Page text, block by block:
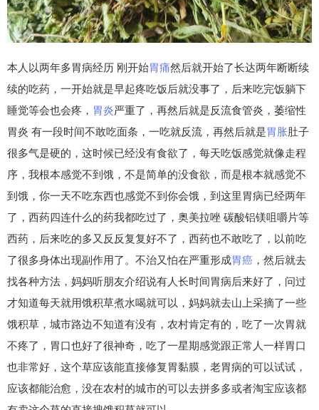
本人以两年多胃病经历 刚开始胃痛然后就开始了长达两年断断续
续的吃药，一开始就是早起疼吃饭后就没事了，后来吃完饭躺下
睡觉等会也会疼， 胃炎严重了，再然后就是反流食管炎，萎缩性
胃炎 有一段时间不敢吃面条，一吃就反流，再然后就是胃胀肚子
很多气是硬的，这时候已经没有食欲了，每天吃饭感觉就像走程
序，我根本感觉不到饿，不是简单的没食欲，而是根本就感觉不
到饿，你一天不吃东西也感觉不到你会饿，到这里胃病已经两年
了，西药四连什么的药我都吃过了，奥美拉唑 碳酸铝镁咀嚼片等
西药，后来吃的多又反反复复好不了，西药也不敢吃了，以前吃
了很多身体出现副作用了。不治又怕在严重形成胃癌 ，然后就去
找各种方法，妈妈听朋友介绍说有人长时间胃病后来好了，问过
才知道每天就用饿积草煮水喝就可以，妈妈就去山上采摘了一些
饿积草，城市路边不知道有没有，农村肯定有的，吃了一次胃就
不疼了，胃口也好了很神奇，吃了一星期感觉跟正常人一样胃口
也非常好，这个草应该能直接修复胃黏膜，老胃病的可以试试，
应该都能治愈，没在农村的城市的可以去拼多多或者淘宝应该都